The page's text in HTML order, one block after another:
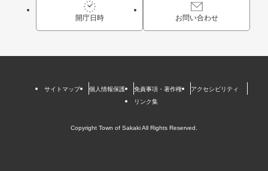
開庁日時 お問い合わせ
サイトマップ 個人情報保護 免責事項・著作権
アクセシビリティ
リンク集
Copyright Town of Sakaki All Rights Reserved.